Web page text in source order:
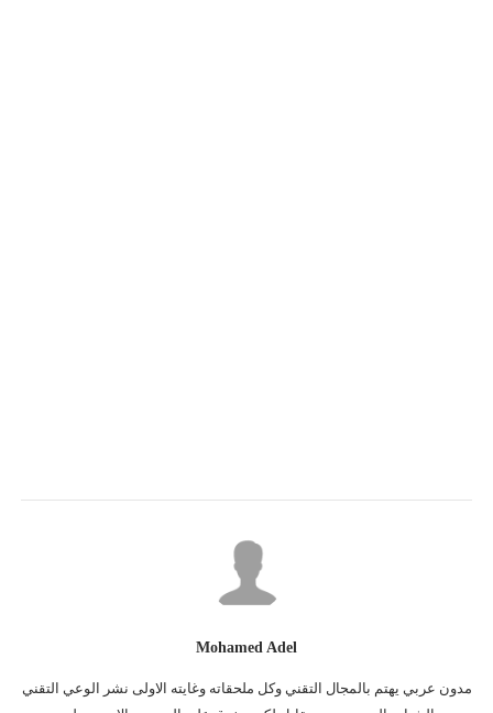
Mohamed Adel
مدون عربي يهتم بالمجال التقني وكل ملحقاته وغايته الاولى نشر الوعي التقني